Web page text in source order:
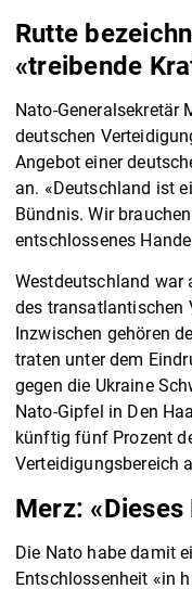
Rutte
«treibende
Nato-Generalsekretär
deutschen
Angebot einer
an. «Deutschland ist
Bündnis. Wir
entschlossenes
Westdeutschland war
des transatlantischen
Inzwischen gehören
traten unter dem
gegen die Ukraine
Nato-Gipfel in Den
künftig fünf Prozent
Verteidigungsbereich
Merz:
Die Nato habe damit
Entschlossenheit «in